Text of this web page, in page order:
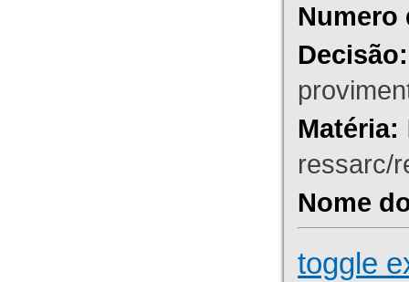
Numero
Decisão:
Matéria:
ressarc/
Nome
toggle